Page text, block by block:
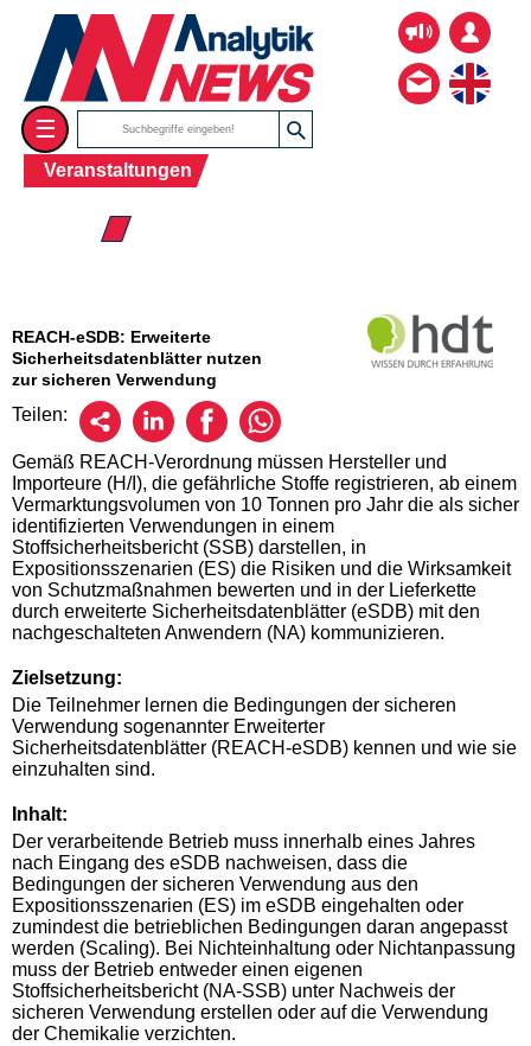
☰
Veranstaltungen
☰ 2026
REACH-eSDB: Erweiterte
Sicherheitsdatenblätter nutzen
zur sicheren Verwendung
Teilen:
Gemäß REACH-Verordnung müssen Hersteller und
Importeure (H/I), die gefährliche Stoffe registrieren, ab einem
Vermarktungsvolumen von 10 Tonnen pro Jahr die als sicher
identifizierten Verwendungen in einem
Stoffsicherheitsbericht (SSB) darstellen, in
Expositionsszenarien (ES) die Risiken und die Wirksamkeit
von Schutzmaßnahmen bewerten und in der Lieferkette
durch erweiterte Sicherheitsdatenblätter (eSDB) mit den
nachgeschalteten Anwendern (NA) kommunizieren.
Zielsetzung:
Die Teilnehmer lernen die Bedingungen der sicheren
Verwendung sogenannter Erweiterter
Sicherheitsdatenblätter (REACH-eSDB) kennen und wie sie
einzuhalten sind.
Inhalt:
Der verarbeitende Betrieb muss innerhalb eines Jahres
nach Eingang des eSDB nachweisen, dass die
Bedingungen der sicheren Verwendung aus den
Expositionsszenarien (ES) im eSDB eingehalten oder
zumindest die betrieblichen Bedingungen daran angepasst
werden (Scaling). Bei Nichteinhaltung oder Nichtanpassung
muss der Betrieb entweder einen eigenen
Stoffsicherheitsbericht (NA-SSB) unter Nachweis der
sicheren Verwendung erstellen oder auf die Verwendung
der Chemikalie verzichten.